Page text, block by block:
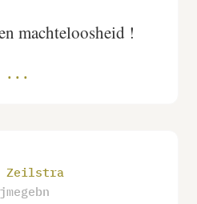
machteloosheid !
Zeilstra